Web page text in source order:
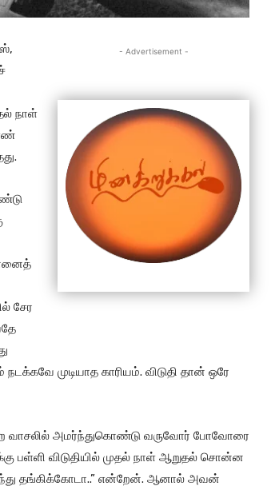
- Advertisement -
நாள்
சேர
முடியாத காரியம். விடுதி தான் ஒரே
வாசலில் அமர்ந்துகொண்டு வருவோர் போவோரை
பள்ளி விடுதியில் முதல் நாள் ஆறுதல் சொன்ன
தங்கிக்கோடா..” என்றேன். ஆனால் அவன்